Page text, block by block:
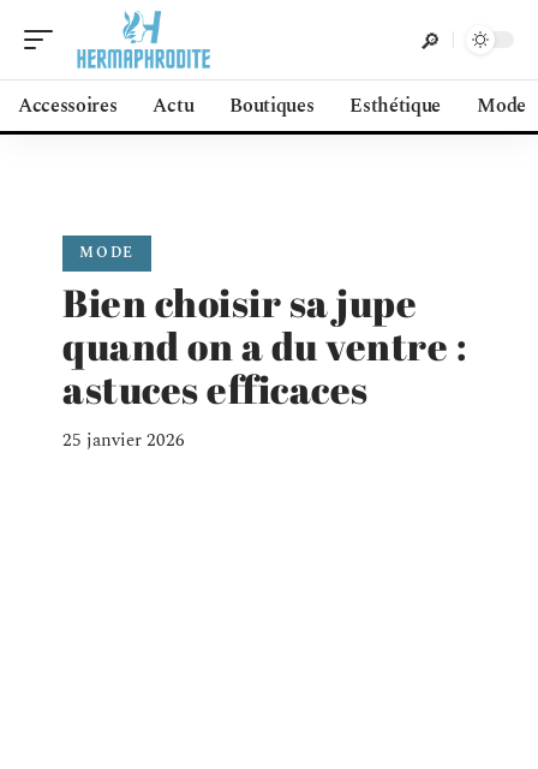
Accessoires Actu Boutiques Esthétique Mode
MODE
Bien choisir sa jupe
quand on a du ventre :
astuces efficaces
25 janvier 2026